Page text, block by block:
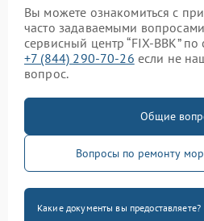
Вы можете ознакомиться с
часто задаваемыми
сервисный центр “FIX-BBK”
+7 (844) 290-70-26 если не
вопрос.
Общие
Вопросы по ремонту
Какие документы вы предоставляете?